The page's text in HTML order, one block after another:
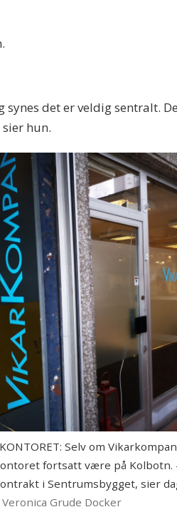
synes det er veldig sentralt.
hun.
Selv om
fortsatt være på Kolbotn.
i Sentrumsbygget, sier
Veronica Grude Docker